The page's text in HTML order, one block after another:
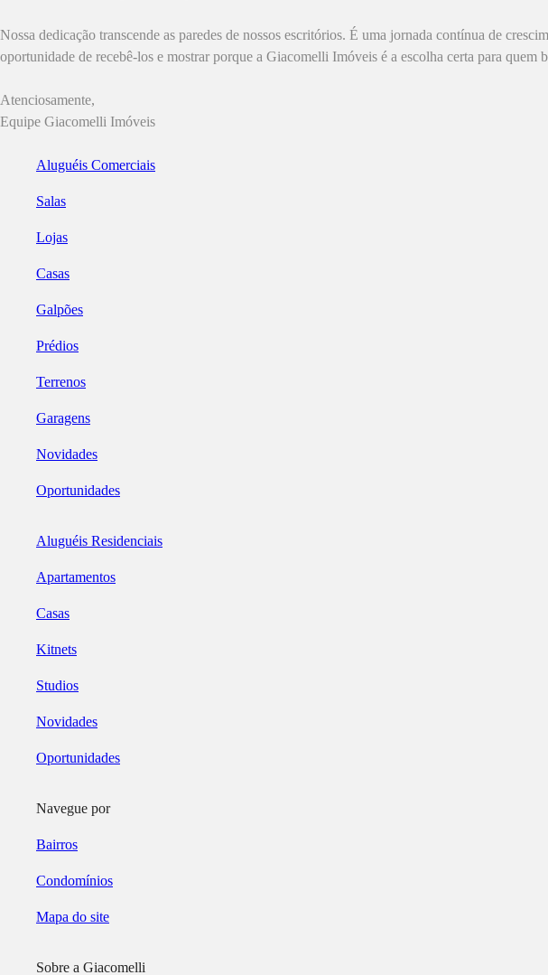
Nossa dedicação transcende as paredes de nossos escritórios. É uma jornada contínua de
oportunidade de recebê-los e mostrar porque a Giacomelli Imóveis é a escolha certa para quem
Atenciosamente,
Equipe Giacomelli Imóveis
Aluguéis Comerciais
Salas
Lojas
Casas
Galpões
Prédios
Terrenos
Garagens
Novidades
Oportunidades
Aluguéis Residenciais
Apartamentos
Casas
Kitnets
Studios
Novidades
Oportunidades
Navegue por
Bairros
Condomínios
Mapa do site
Sobre a Giacomelli